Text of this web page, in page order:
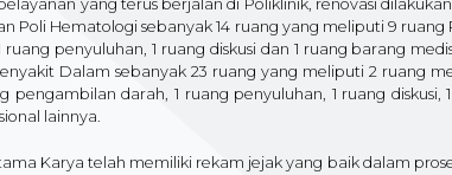
yang terus berjalan di Poliklinik, renovasi
Hematologi sebanyak 14 ruang yang meliputi 9 ruang
penyuluhan, 1 ruang diskusi dan 1 ruang barang
Dalam sebanyak 23 ruang yang meliputi 2 ruang
pengambilan darah, 1 ruang penyuluhan, 1 ruang diskusi,
lainnya.
Karya telah memiliki rekam jejak yang baik dalam